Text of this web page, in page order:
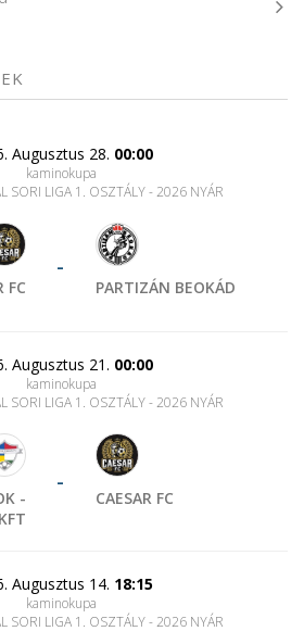
Augusztus 28. 00:00
kaminokupa
SORI LIGA 1. OSZTÁLY - 2026 NYÁR
FC
-
PARTIZÁN BEOKÁD
Augusztus 21. 00:00
kaminokupa
SORI LIGA 1. OSZTÁLY - 2026 NYÁR
-
-
CAESAR FC
Augusztus 14. 18:15
kaminokupa
SORI LIGA 1. OSZTÁLY - 2026 NYÁR